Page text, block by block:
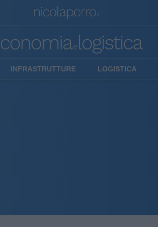
INFRASTRUTTURE LOGISTICA